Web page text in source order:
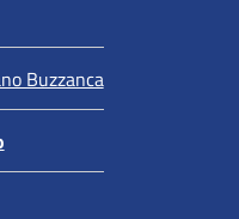
Buzzanca